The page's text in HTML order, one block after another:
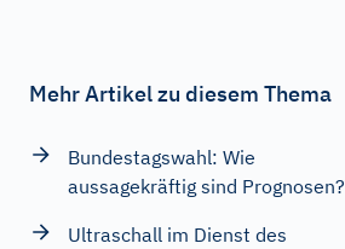
Mehr Artikel zu diesem Thema
Bundestagswahl: Wie
aussagekräftig sind Prognosen?
Ultraschall im Dienst des